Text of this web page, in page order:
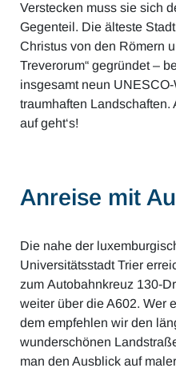
Verstecken muss sie sich
Gegenteil. Die älteste
Christus von den Römern
Treverorum“ gegründet –
insgesamt neun
traumhaften
auf geht‘s!
Anreise mit
Die nahe der
Universitätsstadt Trier
zum Autobahnkreuz 130-
weiter über die A602. Wer
dem empfehlen wir den
wunderschönen
man den Ausblick auf